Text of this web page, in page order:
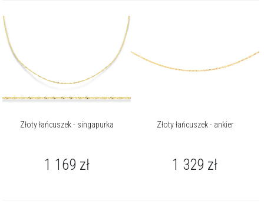
Złoty łańcuszek - singapurka
1 169 zł
Złoty łańcuszek - ankier
1 329 zł